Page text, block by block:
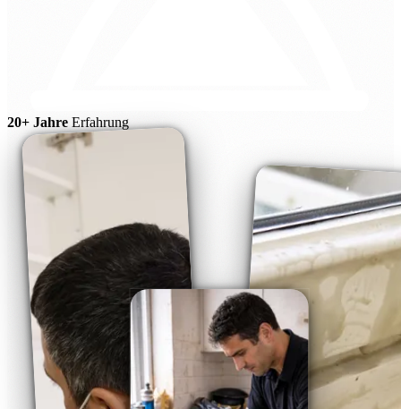
20+ Jahre Erfahrung